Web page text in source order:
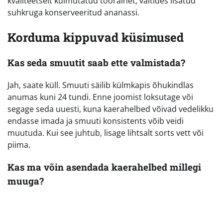
suhkruga konserveeritud ananassi.
Korduma kippuvad küsimused
Kas seda smuutit saab ette valmistada?
Jah, saate küll. Smuuti säilib külmkapis õhukindlas
anumas kuni 24 tundi. Enne joomist loksutage või
segage seda uuesti, kuna kaerahelbed võivad vedelikku
endasse imada ja smuuti konsistents võib veidi
muutuda. Kui see juhtub, lisage lihtsalt sorts vett või
piima.
Kas ma võin asendada kaerahelbed millegi
muuga?